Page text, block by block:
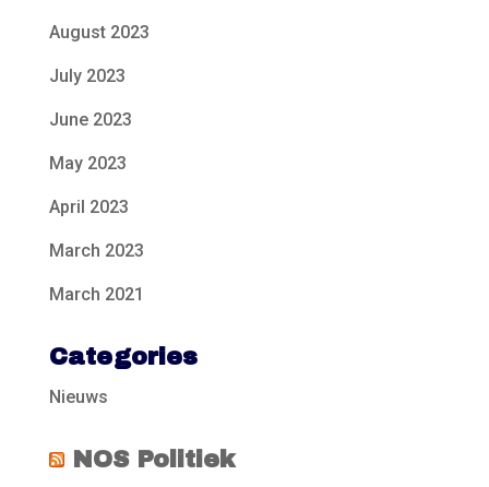
August 2023
July 2023
June 2023
May 2023
April 2023
March 2023
March 2021
Categories
Nieuws
NOS Politiek